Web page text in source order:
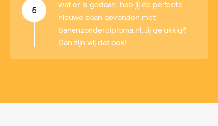
5
wat er is gedaan, heb jij de perfecte
nieuwe baan gevonden met
banenzonderdiploma.nl. Jij gelukkig?
Dan zijn wij dat ook!